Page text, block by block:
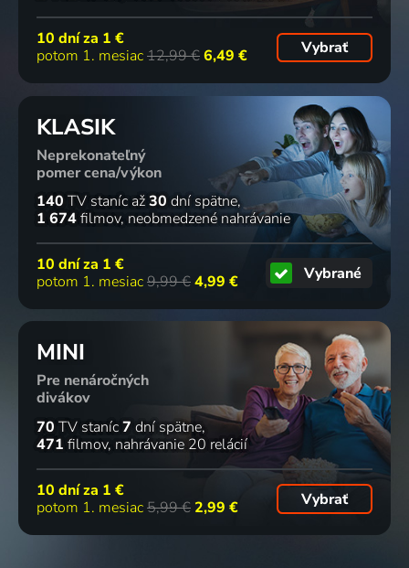
10 dní za 1 €
potom 1. mesiac12,99 €6,49 € Vybrať
KLASIK
Neprekonateľný
pomer cena/výkon
140 TV staníc až30 dní spätne
1 674filmov neobmedzené nahrávanie
10 dní za 1 €
potom 1. mesiac9,99 €4,99 € Vybrané
MINI
Pre nenáročných
divákov
70 TV staníc7 dní spätne
471 filmov nahrávanie 20 relácií
10 dní za 1 €
potom 1. mesiac5,99 € 2,99 € Vybrať